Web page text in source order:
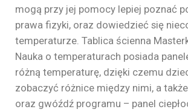
mogą przy jej pomocy lepiej poznać
prawa fizyki, oraz dowiedzieć się
temperaturze. Tablica ścienna
Nauka o temperaturach posiada
różną temperaturę, dzięki czemu
zobaczyć różnice między nimi, a
oraz gwóźdź programu – panel